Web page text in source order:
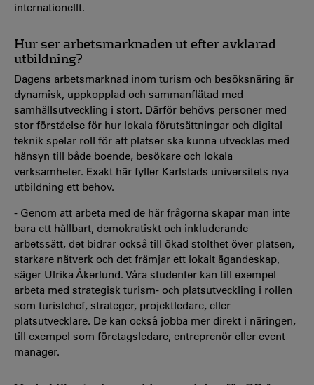
internationellt.
Hur ser arbetsmarknaden ut efter avklarad
utbildning?
Dagens arbetsmarknad inom turism och besöksnäring är
dynamisk, uppkopplad och sammanflätad med
samhällsutveckling i stort. Därför behövs personer med
stor förståelse för hur lokala förutsättningar och digital
teknik spelar roll för att platser ska kunna utvecklas med
hänsyn till både boende, besökare och lokala
verksamheter. Exakt här fyller Karlstads universitets nya
utbildning ett behov.
- Genom att arbeta med de här frågorna skapar man inte
bara ett hållbart, demokratiskt och inkluderande
arbetssätt, det bidrar också till ökad stolthet över platsen,
starkare nätverk och det främjar ett lokalt ägandeskap,
säger Ulrika Åkerlund. Våra studenter kan till exempel
arbeta med strategisk turism- och platsutveckling i rollen
som turistchef, strateger, projektledare, eller
platsutvecklare. De kan också jobba mer direkt i näringen,
till exempel som företagsledare, entreprenör eller event
manager.